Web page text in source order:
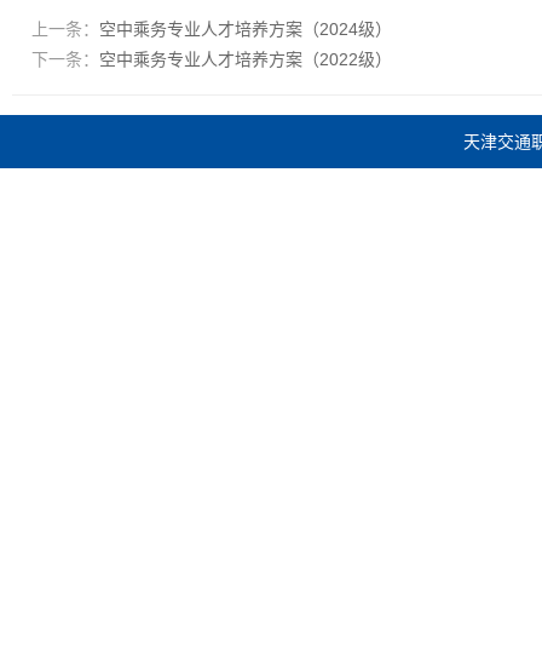
上一条： 空中乘务专业人才培养方案（2024级）
下一条： 空中乘务专业人才培养方案（2022级）
天津交通